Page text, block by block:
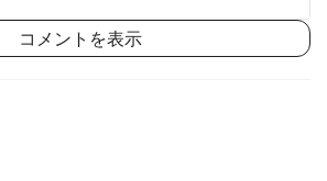
コメントを表示